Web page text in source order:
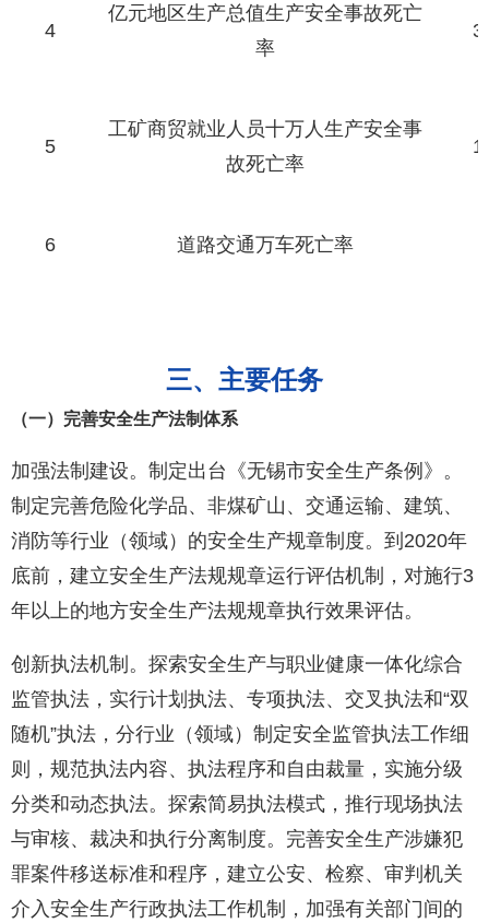
4
亿元地区生产总值生产安全事故死亡
率
5
工矿商贸就业人员十万人生产安全事
故死亡率
6 道路交通万车死亡率
三、主要任务
（一）完善安全生产法制体系
加强法制建设。制定出台《无锡市安全生产条例》。
制定完善危险化学品、非煤矿山、交通运输、建筑、
消防等行业（领域）的安全生产规章制度。到2020年
底前，建立安全生产法规规章运行评估机制，对施行3
年以上的地方安全生产法规规章执行效果评估。
创新执法机制。探索安全生产与职业健康一体化综合
监管执法，实行计划执法、专项执法、交叉执法和“双
随机”执法，分行业（领域）制定安全监管执法工作细
则，规范执法内容、执法程序和自由裁量，实施分级
分类和动态执法。探索简易执法模式，推行现场执法
与审核、裁决和执行分离制度。完善安全生产涉嫌犯
罪案件移送标准和程序，建立公安、检察、审判机关
介入安全生产行政执法工作机制，加强有关部门间的